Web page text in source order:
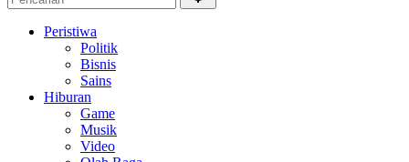
Peristiwa
Politik
Bisnis
Sains
Hiburan
Game
Musik
Video